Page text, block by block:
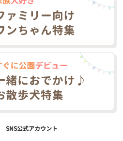
SNS公式アカウント